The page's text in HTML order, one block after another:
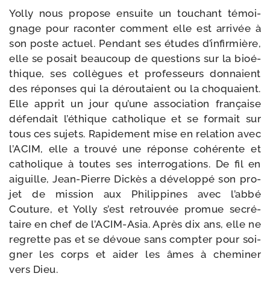
Yolly nous pro­pose ensuite un tou­chant témoi­
gnage pour racon­ter com­ment elle est arri­vée à
son poste actuel. Pendant ses études d’infirmière,
elle se posait beau­coup de ques­tions sur la bioé­
thique, ses col­lègues et pro­fes­seurs don­naient
des réponses qui la dérou­taient ou la cho­quaient.
Elle apprit un jour qu’une asso­cia­tion fran­çaise
défen­dait l’éthique catho­lique et se for­mait sur
tous ces sujets. Rapidement mise en rela­tion avec
l’ACIM, elle a trou­vé une réponse cohé­rente et
catho­lique à toutes ses inter­ro­ga­tions. De fil en
aiguille, Jean-​Pierre Dickès a déve­lop­pé son pro­
jet de mis­sion aux Philippines avec l’abbé
Couture, et Yolly s’est retrou­vée pro­mue secré­
taire en chef de l’ACIM-Asia. Après dix ans, elle ne
regrette pas et se dévoue sans comp­ter pour soi­
gner les corps et aider les âmes à che­mi­ner
vers Dieu.